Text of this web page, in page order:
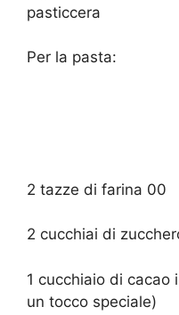
pasticcera
Per la pasta:
2 tazze di farina 00
2 cucchiai di
1 cucchiaio di cacao
un tocco speciale)